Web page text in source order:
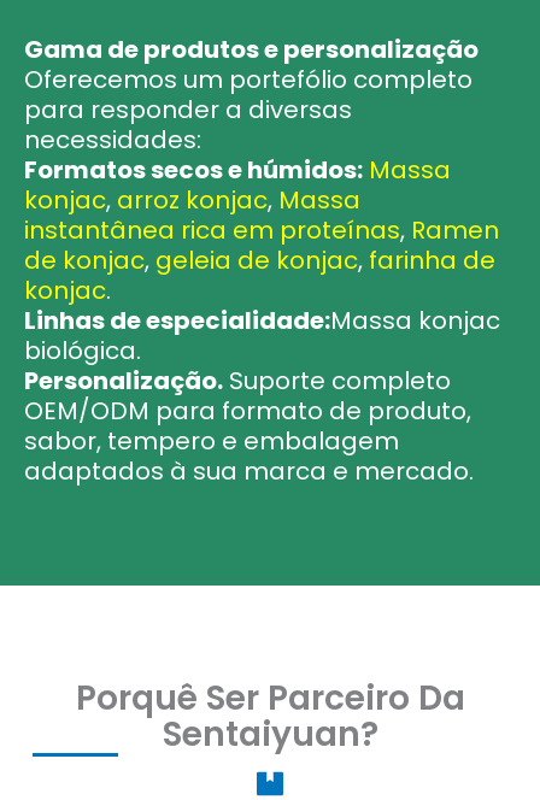
Gama de produtos e personalização
Oferecemos um portefólio completo
para responder a diversas
necessidades:
Formatos secos e húmidos: Massa
konjac, arroz konjac, Massa
instantânea rica em proteínas, Ramen
de konjac, geleia de konjac, farinha de
konjac.
Linhas de especialidade:Massa konjac
biológica.
Personalização. Suporte completo
OEM/ODM para formato de produto,
sabor, tempero e embalagem
adaptados à sua marca e mercado.
Porquê Ser Parceiro Da
Sentaiyuan?